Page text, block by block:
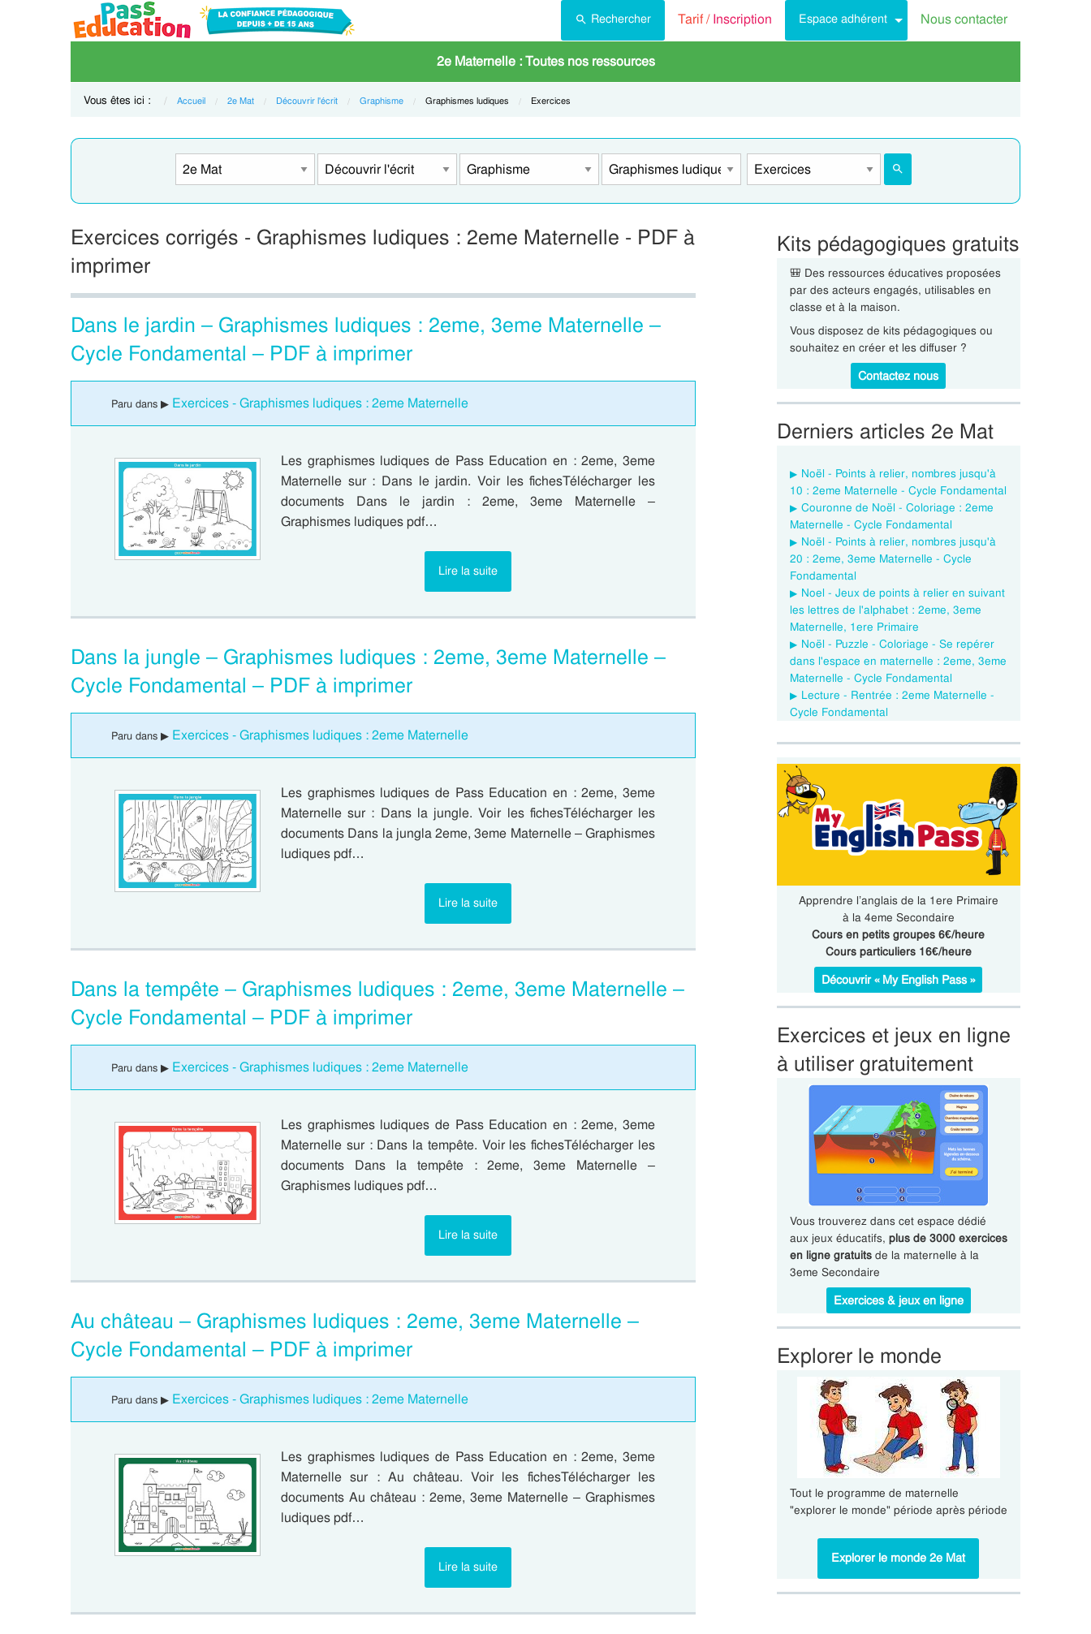
Rechercher Tarif /Inscription Espace adhérent Nous contacter
2e Maternelle : Toutes nos ressources
Vous êtes ici : Accueil 2e Mat Découvrir l'écrit Graphisme Current:
Graphismes ludiques Current:
Exercices
Exercices corrigés - Graphismes ludiques : 2eme Maternelle - PDF à
imprimer
Dans le jardin – Graphismes ludiques : 2eme, 3eme Maternelle –
Cycle Fondamental – PDF à imprimer
Paru dans ▶ Exercices - Graphismes ludiques : 2eme Maternelle
Les graphismes ludiques de Pass Education en : 2eme, 3eme
Maternelle sur : Dans le jardin. Voir les fichesTélécharger les
documents Dans le jardin : 2eme, 3eme Maternelle –
Graphismes ludiques pdf…
Lire la suite
Dans la jungle – Graphismes ludiques : 2eme, 3eme Maternelle –
Cycle Fondamental – PDF à imprimer
Paru dans ▶ Exercices - Graphismes ludiques : 2eme Maternelle
Les graphismes ludiques de Pass Education en : 2eme, 3eme
Maternelle sur : Dans la jungle. Voir les fichesTélécharger les
documents Dans la jungla 2eme, 3eme Maternelle – Graphismes
ludiques pdf…
Lire la suite
Dans la tempête – Graphismes ludiques : 2eme, 3eme Maternelle –
Cycle Fondamental – PDF à imprimer
Paru dans ▶ Exercices - Graphismes ludiques : 2eme Maternelle
Les graphismes ludiques de Pass Education en : 2eme, 3eme
Maternelle sur : Dans la tempête. Voir les fichesTélécharger les
documents Dans la tempête : 2eme, 3eme Maternelle –
Graphismes ludiques pdf…
Lire la suite
Au château – Graphismes ludiques : 2eme, 3eme Maternelle –
Cycle Fondamental – PDF à imprimer
Paru dans ▶ Exercices - Graphismes ludiques : 2eme Maternelle
Les graphismes ludiques de Pass Education en : 2eme, 3eme
Maternelle sur : Au château. Voir les fichesTélécharger les
documents Au château : 2eme, 3eme Maternelle – Graphismes
ludiques pdf…
Lire la suite
Kits pédagogiques gratuits
🎒 Des ressources éducatives proposées
par des acteurs engagés, utilisables en
classe et à la maison.
Vous disposez de kits pédagogiques ou
souhaitez en créer et les diffuser ?
Contactez nous
Derniers articles 2e Mat
Noël - Points à relier, nombres jusqu'à
10 : 2eme Maternelle - Cycle Fondamental
Couronne de Noël - Coloriage : 2eme
Maternelle - Cycle Fondamental
Noël - Points à relier, nombres jusqu'à
20 : 2eme, 3eme Maternelle - Cycle
Fondamental
Noel - Jeux de points à relier en suivant
les lettres de l'alphabet : 2eme, 3eme
Maternelle, 1ere Primaire
Noël - Puzzle - Coloriage - Se repérer
dans l'espace en maternelle : 2eme, 3eme
Maternelle - Cycle Fondamental
Lecture - Rentrée : 2eme Maternelle -
Cycle Fondamental
Apprendre l’anglais de la 1ere Primaire
à la 4eme Secondaire
Cours en petits groupes 6€/heure
Cours particuliers 16€/heure
Découvrir « My English Pass »
Exercices et jeux en ligne
à utiliser gratuitement
Vous trouverez dans cet espace dédié
aux jeux éducatifs, plus de 3000 exercices
en ligne gratuitsde la maternelle à la
3eme Secondaire
Exercices & jeux en ligne
Explorer le monde
Tout le programme de maternelle
"explorer le monde" période après période
Explorer le monde 2e Mat